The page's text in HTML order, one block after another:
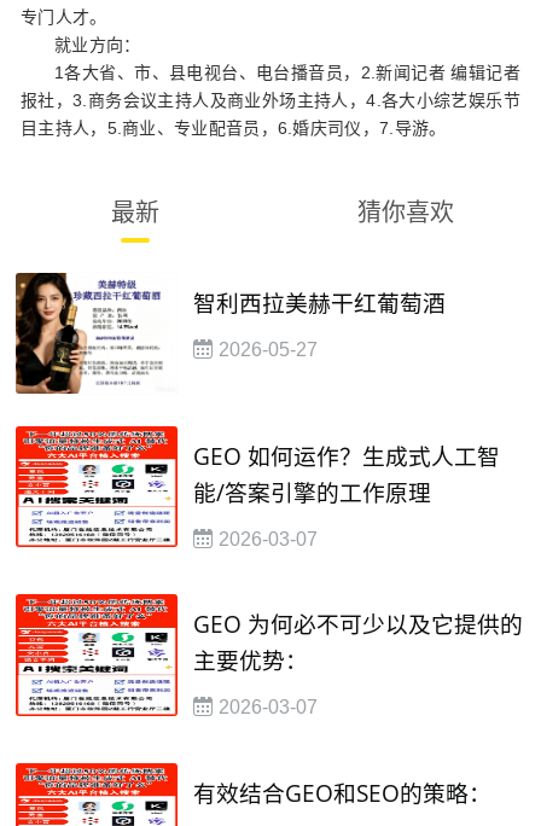
专门人才。
就业方向：
1各大省、市、县电视台、电台播音员，2.新闻记者 编辑记者
报社，3.商务会议主持人及商业外场主持人，4.各大小综艺娱乐节
目主持人，5.商业、专业配音员，6.婚庆司仪，7.导游。
最新 猜你喜欢
智利西拉美赫干红葡萄酒
2026-05-27
GEO 如何运作？生成式人工智
能/答案引擎的工作原理
2026-03-07
GEO 为何必不可少以及它提供的
主要优势：
2026-03-07
有效结合GEO和SEO的策略：